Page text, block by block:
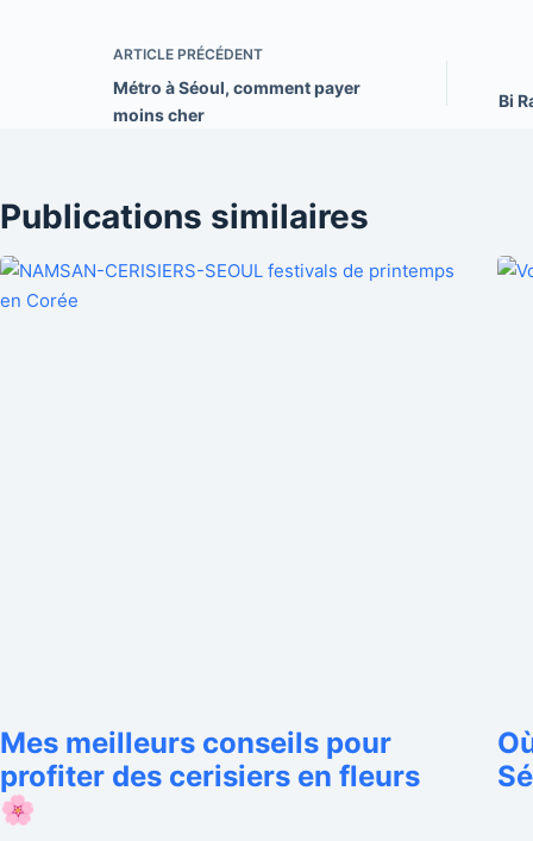
ARTICLE PRÉCÉDENT
Métro à Séoul, comment payer
moins cher
Bi
Publications similaires
Mes meilleurs conseils pour
profiter des cerisiers en fleurs
🌸